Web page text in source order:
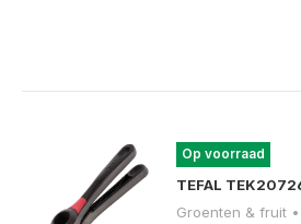
Op voorraad
TEFAL